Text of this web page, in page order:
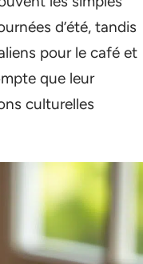
d’été, tandis
pour le café et
que leur
culturelles